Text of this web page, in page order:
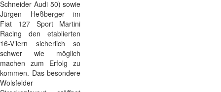
Schneider Audi 50) sowie
Jürgen Heßberger im
Fiat 127 Sport Martini
Racing den etablierten
16-V’lern sicherlich so
schwer wie möglich
machen zum Erfolg zu
kommen. Das besondere
Wolsfelder